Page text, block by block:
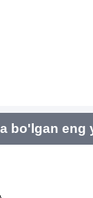
bo'lgan eng